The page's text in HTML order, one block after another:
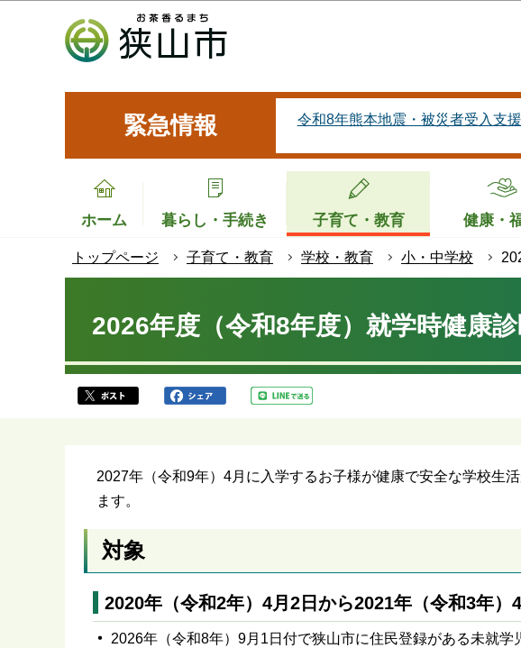
緊急情報 令和8年熊本地震・被災者受入支援
ホーム 暮らし・手続き 子育て・教育 健康・
トップページ 子育て・教育 学校・教育 小・中学校
2026年度（令和8年度）就学時健康
2027年（令和9年）4月に入学するお子様が健康で安全な学校生
ます。
対象
2020年（令和2年）4月2日から2021年（令和3年）
2026年（令和8年）9月1日付で狭山市に住民登録がある未就